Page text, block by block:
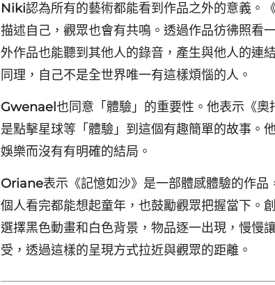
Niki認為所有的藝術都能看到作品之外的意義。
描述自己，觀眾也會有共鳴。透過作品彷彿照看
外作品也能聽到其他人的錄音，產生與他人的連
同理，自己不是全世界唯一有這樣煩惱的人。
Gwenael 也同意「體驗」的重要性。他表示《
是點擊星球等「體驗」到這個有趣簡單的故事。
娛樂而沒有有明確的結局。
Oriane表示《記憶如沙》是一部體感體驗的作
個人看完都能想起童年，也鼓勵觀眾把握當下。
選擇黑色動畫和白色背景，物品逐一出現，慢慢
受，透過這樣的呈現方式拉近與觀眾的距離。